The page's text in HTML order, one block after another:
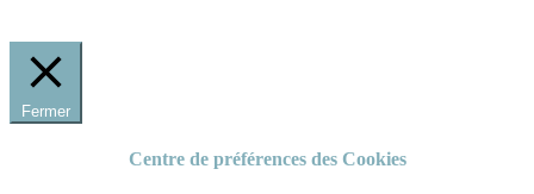
Fermer
Centre de préférences des Cookies